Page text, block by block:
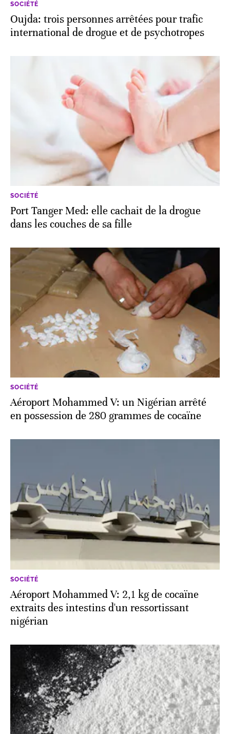
SOCIÉTÉ
Oujda: trois personnes arrêtées pour trafic
international de drogue et de psychotropes
SOCIÉTÉ
Port Tanger Med: elle cachait de la drogue
dans les couches de sa fille
SOCIÉTÉ
Aéroport Mohammed V: un Nigérian arrêté
en possession de 280 grammes de cocaïne
SOCIÉTÉ
Aéroport Mohammed V: 2,1 kg de cocaïne
extraits des intestins d'un ressortissant
nigérian